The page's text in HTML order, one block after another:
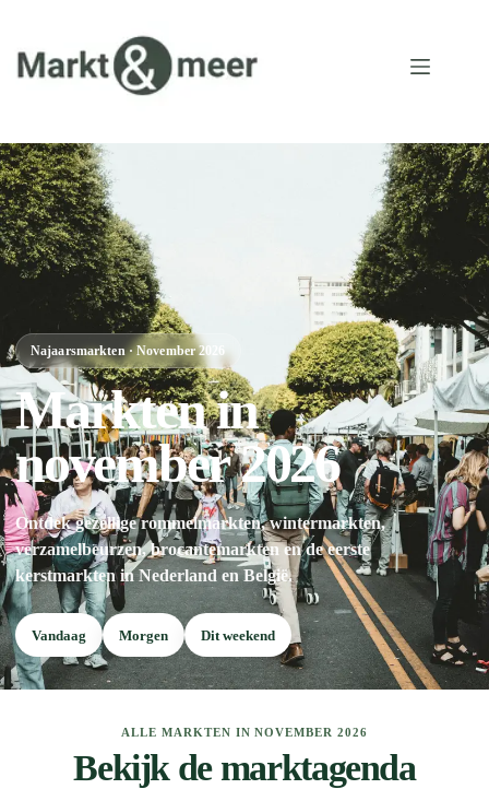
Najaarsmarkten · November 2026
Markten in
november 2026
Ontdek gezellige rommelmarkten, wintermarkten,
verzamelbeurzen, brocantemarkten en de eerste
kerstmarkten in Nederland en België.
Vandaag Morgen Dit weekend
ALLE MARKTEN IN NOVEMBER 2026
Bekijk de marktagenda